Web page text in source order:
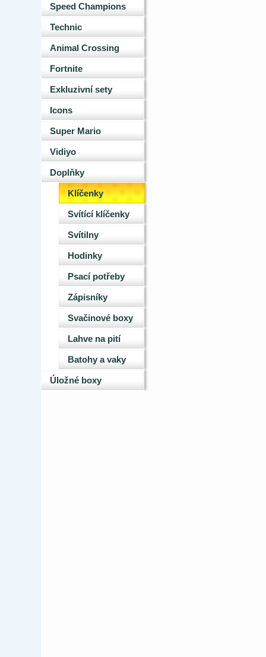
Speed Champions
Technic
Animal Crossing
Fortnite
Exkluzivní sety
Icons
Super Mario
Vidiyo
Doplňky
Klíčenky
Svítící klíčenky
Svítilny
Hodinky
Psací potřeby
Zápisníky
Svačinové boxy
Lahve na pití
Batohy a vaky
Úložné boxy